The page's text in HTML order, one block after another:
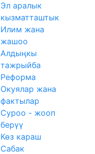
Эл аралык
кызматташтык
Илим жана
жашоо
Алдыңкы
тажрыйба
Реформа
Окуялар жана
фактылар
Суроо - жооп
берүү
Көз караш
Сабак